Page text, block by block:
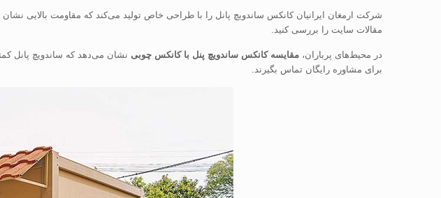
شرکت ارمغان ایرانیان کانکس ساندویچ پانل را با طراحی خاص تولید می‌کند که مقاومت بالایی
مقالات سایت را بررسی کنید.
در محیط‌های پرباران، مقایسه کانکس ساندویچ پنل با کانکس چوبی نشان می‌دهد که ساندویچ پانل
برای مشاوره رایگان تماس بگیرند.